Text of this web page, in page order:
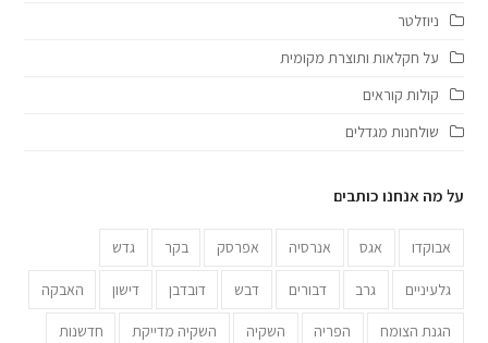
ניוזלטר
על חקלאות ותוצרת מקומית
קולות קוראים
שולחנות מגדלים
על מה אנחנו כותבים
אבוקדו אגס אנרסיה אפרסק בקר גדש
גלעיניים גרב דבורים דבש דובדבן דישון האבקה
הגנת הצומח הפריה השקיה השקיה מדייקת חדשנות